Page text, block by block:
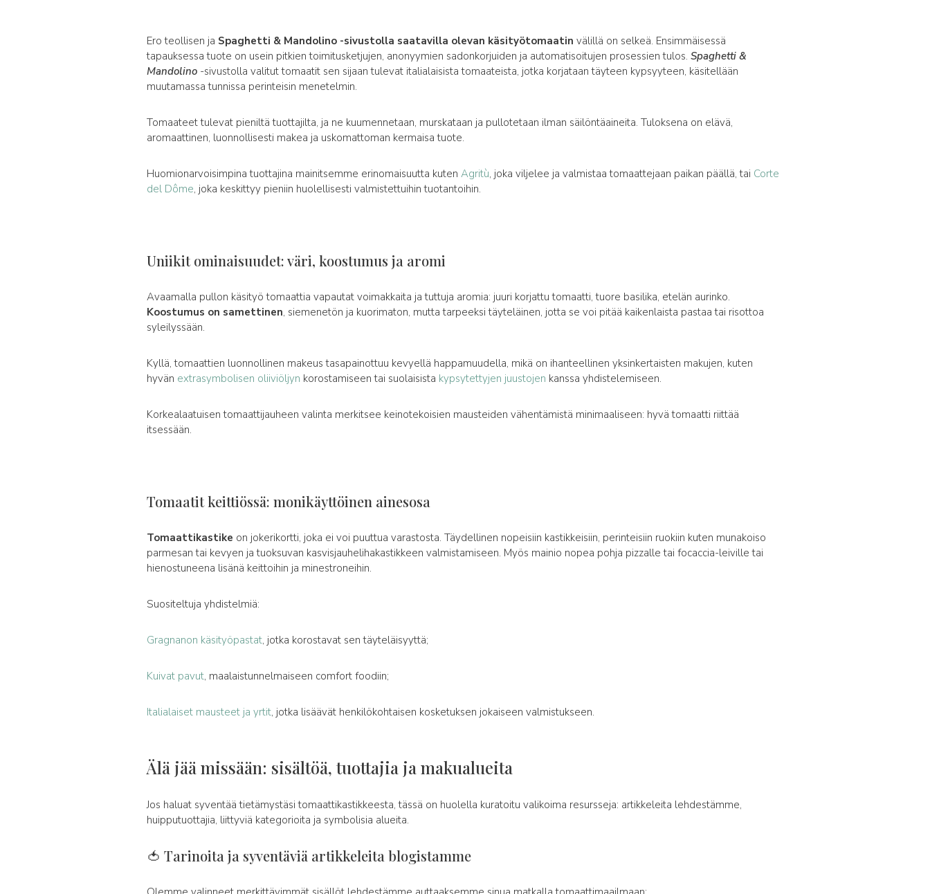
Ero teollisen ja Spaghetti & Mandolino -sivustolla saatavilla olevan käsityötomaatin välillä on selkeä. Ensimmäisessä
tapauksessa tuote on usein pitkien toimitusketjujen, anonyymien sadonkorjuiden ja automatisoitujen prosessien tulos.Spaghetti &
Mandolino -sivustolla valitut tomaatit sen sijaan tulevat italialaisista tomaateista, jotka korjataan täyteen kypsyyteen, käsitellään
muutamassa tunnissa perinteisin menetelmin.
Tomaateet tulevat pieniltä tuottajilta, ja ne kuumennetaan, murskataan ja pullotetaan ilman säilöntäaineita. Tuloksena on elävä,
aromaattinen, luonnollisesti makea ja uskomattoman kermaisa tuote.
Huomionarvoisimpina tuottajina mainitsemme erinomaisuutta kutenAgritù, joka viljelee ja valmistaa tomaattejaan paikan päällä, tai Corte
del Dôme, joka keskittyy pieniin huolellisesti valmistettuihin tuotantoihin.
Uniikit ominaisuudet: väri, koostumus ja aromi
Avaamalla pullon käsityö tomaattia vapautat voimakkaita ja tuttuja aromia: juuri korjattu tomaatti, tuore basilika, etelän aurinko.
Koostumus on samettinen, siemenetön ja kuorimaton, mutta tarpeeksi täyteläinen, jotta se voi pitää kaikenlaista pastaa tai risottoa
syleilyssään.
Kyllä, tomaattien luonnollinen makeus tasapainottuu kevyellä happamuudella, mikä on ihanteellinen yksinkertaisten makujen, kuten
hyvän extrasymbolisen oliiviöljyn korostamiseen tai suolaisista kypsytettyjen juustojen kanssa yhdistelemiseen.
Korkealaatuisen tomaattijauheen valinta merkitsee keinotekoisien mausteiden vähentämistä minimaaliseen: hyvä tomaatti riittää
itsessään.
Tomaatit keittiössä: monikäyttöinen ainesosa
Tomaattikastike on jokerikortti, joka ei voi puuttua varastosta. Täydellinen nopeisiin kastikkeisiin, perinteisiin ruokiin kuten munakoiso
parmesan tai kevyen ja tuoksuvan kasvisjauhelihakastikkeen valmistamiseen. Myös mainio nopea pohja pizzalle tai focaccia-leiville tai
hienostuneena lisänä keittoihin ja minestroneihin.
Suositeltuja yhdistelmiä:
Gragnanon käsityöpastat, jotka korostavat sen täyteläisyyttä;
Kuivat pavut, maalaistunnelmaiseen comfort foodiin;
Italialaiset mausteet ja yrtit, jotka lisäävät henkilökohtaisen kosketuksen jokaiseen valmistukseen.
Älä jää missään: sisältöä, tuottajia ja makualueita
Jos haluat syventää tietämystäsi tomaattikastikkeesta, tässä on huolella kuratoitu valikoima resursseja: artikkeleita lehdestämme,
huipputuottajia, liittyviä kategorioita ja symbolisia alueita.
🍅 Tarinoita ja syventäviä artikkeleita blogistamme